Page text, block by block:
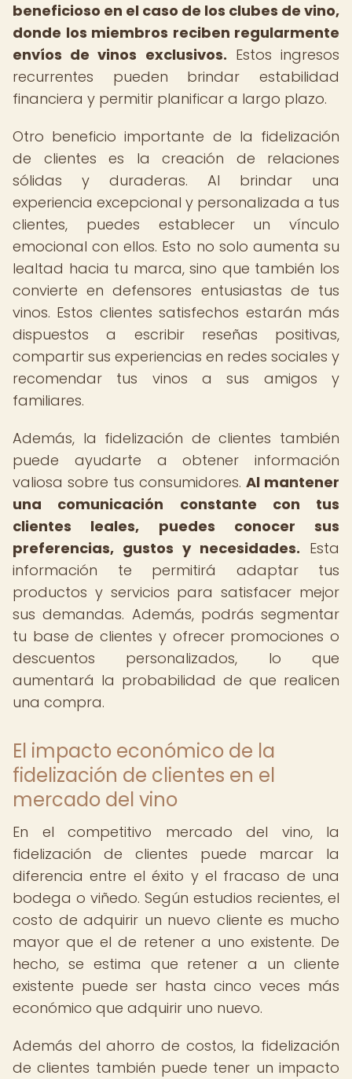
beneficioso en el caso de los clubes de vino,
donde los miembros reciben regularmente
envíos de vinos exclusivos. Estos ingresos
recurrentes pueden brindar estabilidad
financiera y permitir planificar a largo plazo.
Otro beneficio importante de la fidelización
de clientes es la creación de relaciones
sólidas y duraderas. Al brindar una
experiencia excepcional y personalizada a tus
clientes, puedes establecer un vínculo
emocional con ellos. Esto no solo aumenta su
lealtad hacia tu marca, sino que también los
convierte en defensores entusiastas de tus
vinos. Estos clientes satisfechos estarán más
dispuestos a escribir reseñas positivas,
compartir sus experiencias en redes sociales y
recomendar tus vinos a sus amigos y
familiares.
Además, la fidelización de clientes también
puede ayudarte a obtener información
valiosa sobre tus consumidores. Al mantener
una comunicación constante con tus
clientes leales, puedes conocer sus
preferencias, gustos y necesidades. Esta
información te permitirá adaptar tus
productos y servicios para satisfacer mejor
sus demandas. Además, podrás segmentar
tu base de clientes y ofrecer promociones o
descuentos personalizados, lo que
aumentará la probabilidad de que realicen
una compra.
El impacto económico de la
fidelización de clientes en el
mercado del vino
En el competitivo mercado del vino, la
fidelización de clientes puede marcar la
diferencia entre el éxito y el fracaso de una
bodega o viñedo. Según estudios recientes, el
costo de adquirir un nuevo cliente es mucho
mayor que el de retener a uno existente. De
hecho, se estima que retener a un cliente
existente puede ser hasta cinco veces más
económico que adquirir uno nuevo.
Además del ahorro de costos, la fidelización
de clientes también puede tener un impacto